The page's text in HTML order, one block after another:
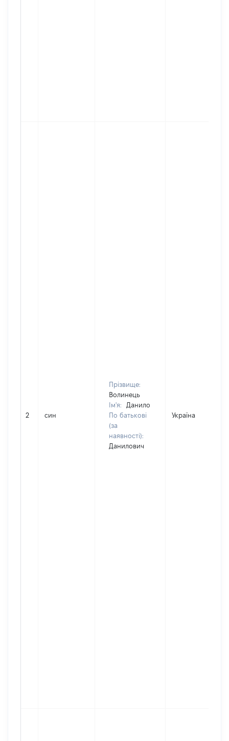
2 син
Прізвище:
Волинець
Ім'я:
Данило
По батькові
(за
наявності):
Данилович
Україна